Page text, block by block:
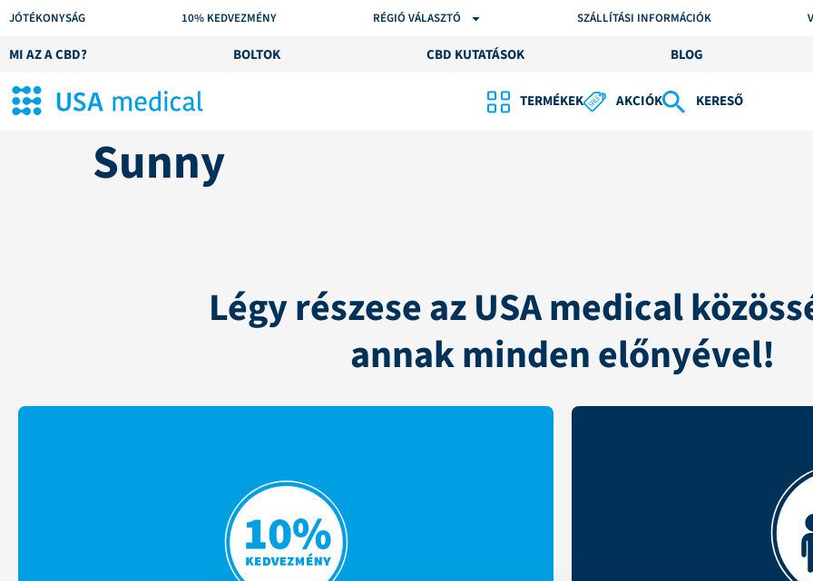
JÓTÉKONYSÁG 10% KEDVEZMÉNY RÉGIÓ VÁLASZTÓ SZÁLLÍTÁSI INFORMÁCIÓK
MI AZ A CBD? BOLTOK CBD KUTATÁSOK BLOG
TERMÉKEK AKCIÓK KERESŐ
Sunny
Légy részese az USA medical
annak minden előnyével!